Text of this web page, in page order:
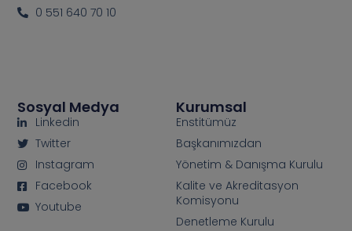
Kurumsal
Enstitümüz
Başkanımızdan
Yönetim & Danışma Kurulu
Kalite ve Akreditasyon
Komisyonu
Denetleme Kurulu
Sosyal Medya
Linkedin
Twitter
Instagram
Facebook
Youtube
0 551 640 70 10